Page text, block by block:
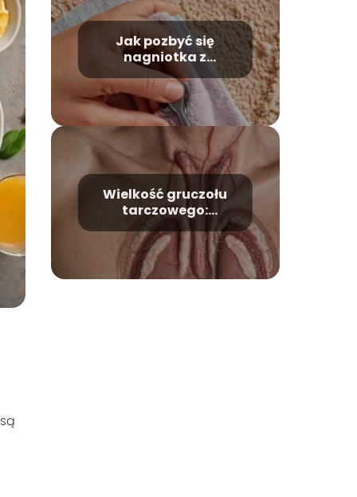
Jak pozbyć się
nagniotka z
korzeniem? Domowe i
specjalistyczne
sposoby
Wielkość gruczołu
tarczowego:
standardy i co
oznaczają ich
przekroczenia?